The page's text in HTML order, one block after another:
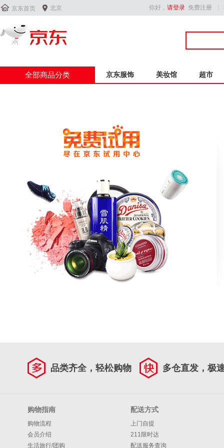
 京东首页  北京 你好， 请登录 免费注册
全部商品分类 京东服饰 美妆馆 超市
品类齐全，轻松购物 多仓直发，极
购物指南
购物流程
会员介绍
生活旅行/团购
配送方式
上门自提
211限时达
配送服务查询